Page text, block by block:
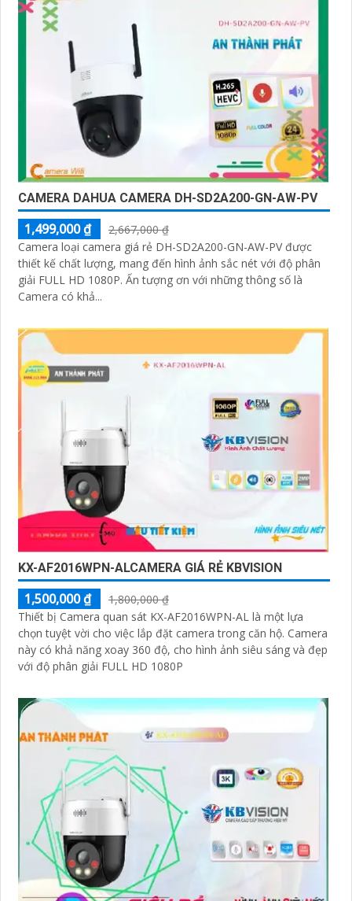
CAMERA DAHUA CAMERA DH-SD2A200-GN-AW-PV
1,499,000 ₫
2,667,000 ₫
Camera loại camera giá rẻ DH-SD2A200-GN-AW-PV được
thiết kế chất lượng, mang đến hình ảnh sắc nét với độ phân
giải FULL HD 1080P. Ấn tượng ơn với những thông số là
Camera có khả...
KX-AF2016WPN-ALCAMERA GIÁ RẺ KBVISION
1,500,000 ₫
1,800,000 ₫
Thiết bị Camera quan sát KX-AF2016WPN-AL là một lựa
chọn tuyệt vời cho việc lắp đặt camera trong căn hộ. Camera
này có khả năng xoay 360 độ, cho hình ảnh siêu sáng và đẹp
với độ phân giải FULL HD 1080P